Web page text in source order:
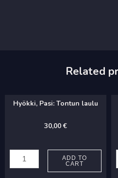
Related
Hyökki, Pasi: Tontun laulu
30,00€
Pasi:
ADD TO
CART